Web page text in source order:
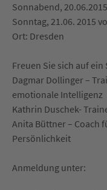
Sonnabend,
Sonntag, 21.06. 2015
Ort: Dresden
Freuen Sie sich auf
Dagmar Dollinger –
emotionale Intelligenz
Kathrin Duschek-
Anita Büttner – Coach
Persönlichkeit
Anmeldung unter: